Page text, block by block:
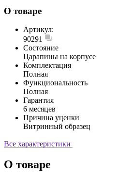
О товаре
Артикул:
90291
Состояние
Царапины на корпусе
Комплектация
Полная
Функциональность
Полная
Гарантия
6 месяцев
Причина уценки
Витринный образец
Все характеристики
О товаре